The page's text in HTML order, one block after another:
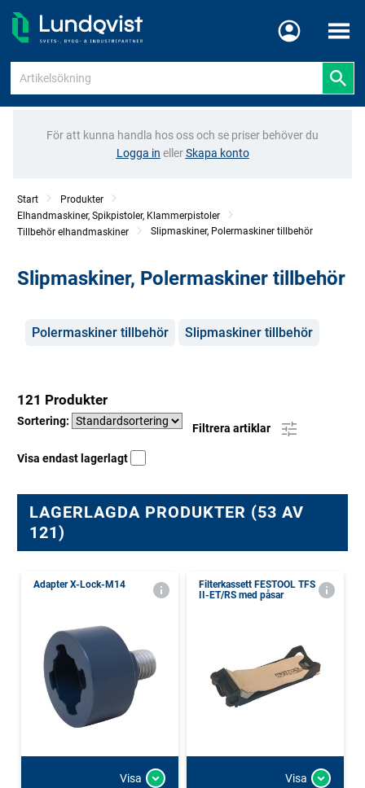
Meny
För att kunna handla hos oss och se priser behöver du
Logga in ellerSkapa konto
Start
Produkter
Elhandmaskiner, Spikpistoler, Klammerpistoler
Tillbehör elhandmaskiner
Slipmaskiner, Polermaskiner tillbehör
Slipmaskiner, Polermaskiner tillbehör
Kategorier
Polermaskiner tillbehör Slipmaskiner tillbehör
121 Produkter
Sortering:
Filtrera artiklar
Visa endast lagerlagt
LAGERLAGDA PRODUKTER (53 AV
121)
Adapter X-Lock-M14
Visa
Filterkassett FESTOOL TFS
II-ET/RS med påsar
Visa